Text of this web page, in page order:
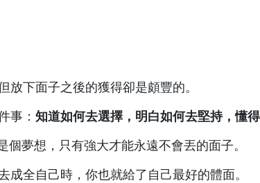
放下面子之後的獲得卻是頗豐的。
事： 知道如何去選擇，明白如何去堅持，懂得
個夢想，只有強大才能永遠不會丟的面子。
成全自己時，你也就給了自己最好的體面。